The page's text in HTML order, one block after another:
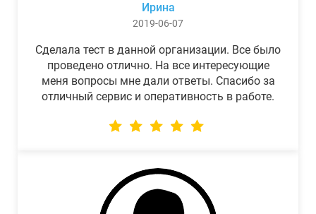
Ирина
2019-06-07
Сделала тест в данной организации. Все было
проведено отлично. На все интересующие
меня вопросы мне дали ответы. Спасибо за
отличный сервис и оперативность в работе.